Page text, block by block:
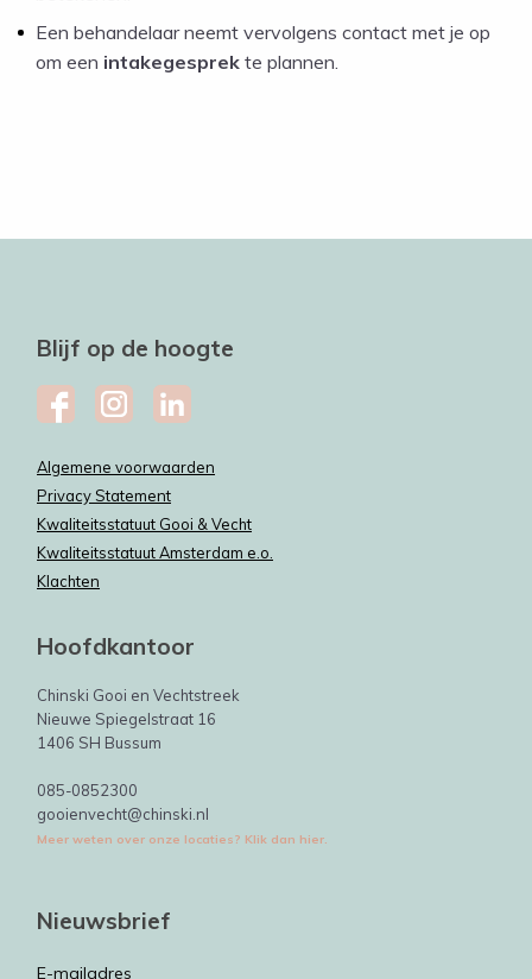
Een behandelaar neemt vervolgens contact met je op
om een intakegesprek te plannen.
Blijf op de hoogte
Algemene voorwaarden
Privacy Statement
Kwaliteitsstatuut Gooi & Vecht
Kwaliteitsstatuut Amsterdam e.o.
Klachten
Hoofdkantoor
Chinski Gooi en Vechtstreek
Nieuwe Spiegelstraat 16
1406 SH Bussum
085-0852300
gooienvecht@chinski.nl
Meer weten over onze locaties? Klik dan hier.
Nieuwsbrief
E-mailadres